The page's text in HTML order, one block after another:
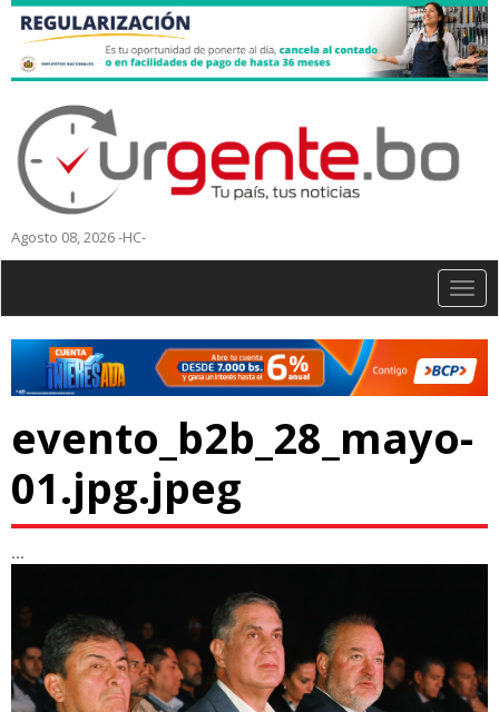
Agosto 08, 2026 -HC-
evento_b2b_28_mayo-
01.jpg.jpeg
...